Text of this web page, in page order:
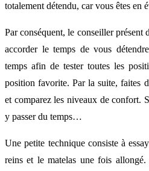
totalement détendu, car vous êtes en
Par conséquent, le conseiller présent
accorder le temps de vous
temps afin de tester toutes les
position favorite. Par la suite, faites
et comparez les niveaux de confort.
y passer du temps…
Une petite technique consiste à
reins et le matelas une fois allongé.